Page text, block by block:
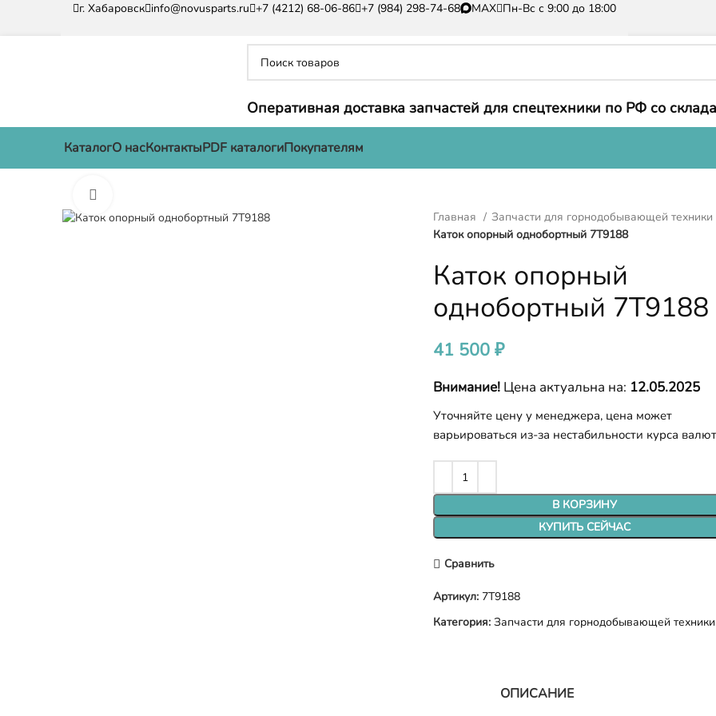
г. Хабаровск info@novusparts.ru +7 (4212) 68-06-86 +7 (984) 298-74-68 MAX Пн-Вс с 9:00 до 18:00
Оперативная доставка запчастей для спецтехники по РФ со
КаталогО насКонтактыPDF каталогиПокупателям
Главная
Запчасти для горнодобывающей техники
Каток опорный однобортный 7T9188
Каток опорный
однобортный 7T9188
41 500₽
Внимание! Цена актуальна на: 12.05.2025
Уточняйте цену у менеджера, цена может
варьироваться из-за нестабильности курса
В КОРЗИНУ
КУПИТЬ СЕЙЧАС
Сравнить
Артикул: 7T9188
Категория: Запчасти для горнодобывающей техники
ОПИСАНИЕ